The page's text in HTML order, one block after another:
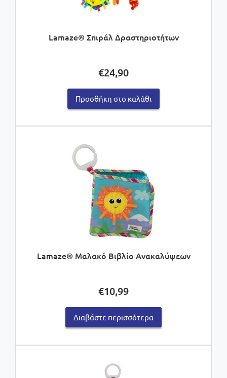
Lamaze® Σπιράλ Δραστηριοτήτων
€24,90
Προσθήκη στο καλάθι
Lamaze® Μαλακό Βιβλίο Ανακαλύψεων
€10,99
Διαβάστε περισσότερα